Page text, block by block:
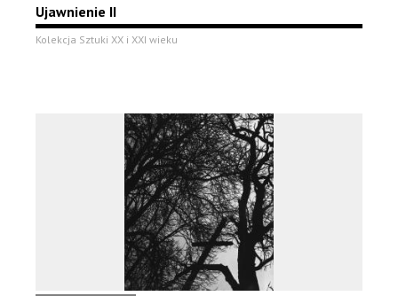
Ujawnienie II
Kolekcja Sztuki XX i XXI wieku